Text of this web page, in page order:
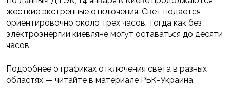
жесткие экстренные отключения. Свет подается
ориентировочно около трех часов, тогда как без
электроэнергии киевляне могут оставаться до десяти
часов
Подробнее о графиках отключения света в разных
областях — читайте в материале РБК-Украина.